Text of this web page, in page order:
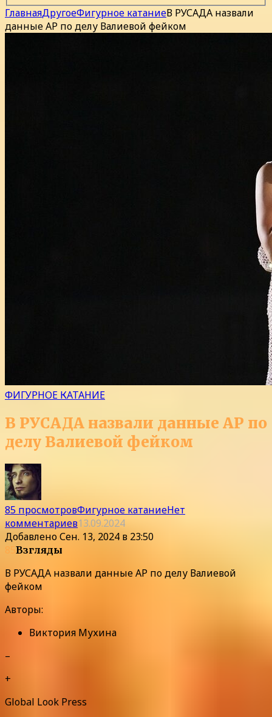
ГлавнаяДругоеФигурное катаниеВ РУСАДА назвали
данные AP по делу Валиевой фейком
ФИГУРНОЕ КАТАНИЕ
В РУСАДА назвали данные AP по
делу Валиевой фейком
85 просмотровФигурное катаниеНет
комментариев13.09.2024
ДобавленоСен. 13, 2024 в 23:50
85Взгляды
В РУСАДА назвали данные AP по делу Валиевой
фейком
Авторы:
Виктория Мухина
–
+
Global Look Press